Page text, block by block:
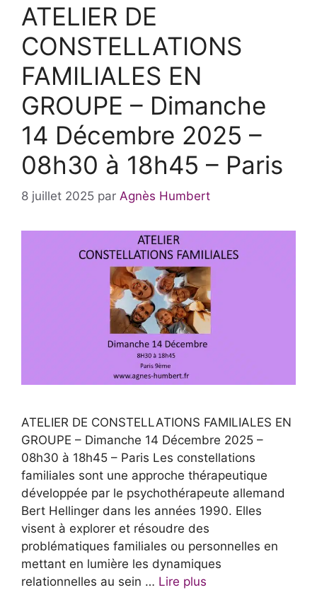
ATELIER DE
CONSTELLATIONS
FAMILIALES EN
GROUPE – Dimanche
14 Décembre 2025 –
08h30 à 18h45 – Paris
8 juillet 2025 par Agnès Humbert
ATELIER DE CONSTELLATIONS FAMILIALES EN
GROUPE – Dimanche 14 Décembre 2025 –
08h30 à 18h45 – Paris Les constellations
familiales sont une approche thérapeutique
développée par le psychothérapeute allemand
Bert Hellinger dans les années 1990. Elles
visent à explorer et résoudre des
problématiques familiales ou personnelles en
mettant en lumière les dynamiques
relationnelles au sein … Lire plus